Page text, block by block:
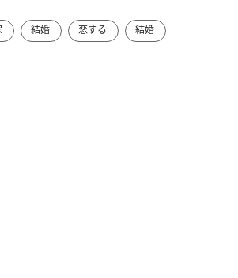
結婚 恋する 結婚